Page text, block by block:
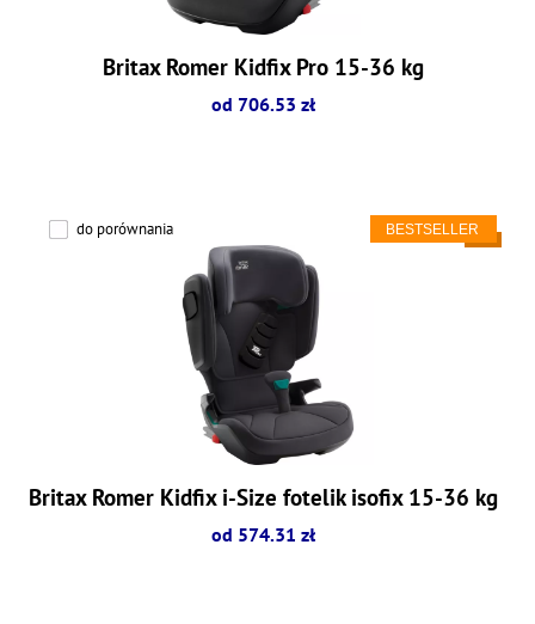
Britax Romer Kidfix Pro 15-36 kg
od 706.53 zł
do porównania
Britax Romer Kidfix i-Size fotelik isofix 15-36 kg
od 574.31 zł